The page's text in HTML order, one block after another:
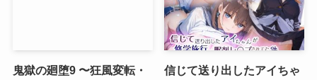
鬼獄の廻堕9 〜狂風変転・
信じて送り出したアイちゃ